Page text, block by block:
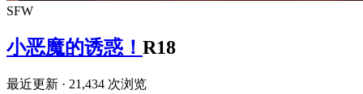
SFW
小恶魔的诱惑！ R18
最近更新 · 21,434 次浏览